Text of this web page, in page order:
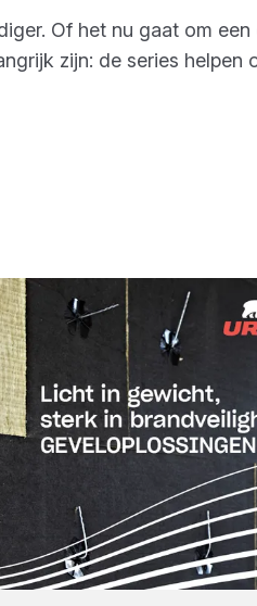
Of het nu gaat om
zijn: de series helpen